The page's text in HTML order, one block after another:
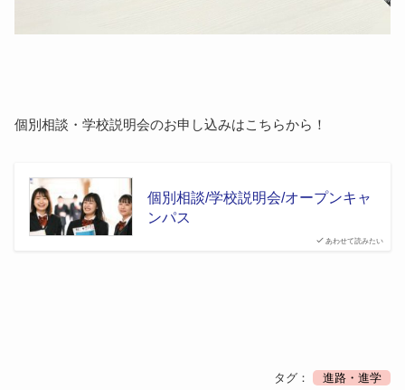
個別相談・学校説明会のお申し込みはこちらから！
あわせて読みたい
個別相談/学校説明会/オープンキャ
ンパス
タグ： 進路・進学